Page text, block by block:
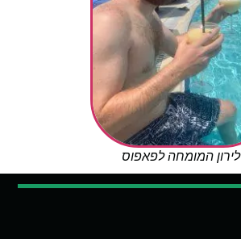
לירון המומחה לפאפוס